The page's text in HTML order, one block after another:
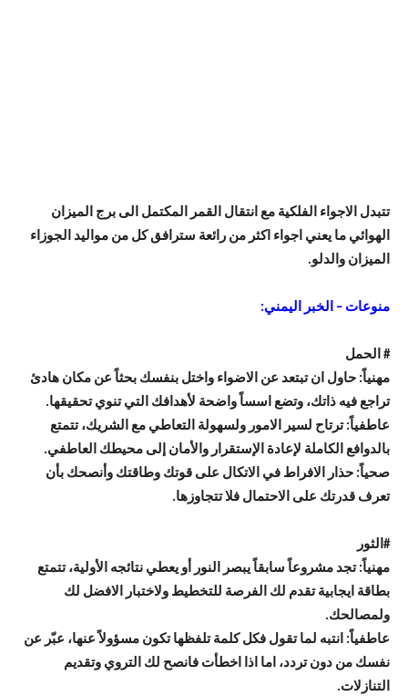
تتبدل الاجواء الفلكية مع انتقال القمر المكتمل الى برج الميزان
الهوائي ما يعني اجواء اكثر من رائعة سترافق كل من مواليد الجوزاء
الميزان والدلو.
منوعات – الخبر اليمني:
# الحمل
مهنياً: حاول ان تبتعد عن الاضواء واختل بنفسك بحثاً عن مكان هادئ
تراجع فيه ذاتك، وتضع اسساً واضحة لأهدافك التي تنوي تحقيقها.
عاطفياً: ترتاح لسير الامور ولسهولة التعاطي مع الشريك، تتمتع
بالدوافع الكاملة لإعادة الإستقرار والأمان إلى محيطك العاطفي.
صحياً: حذار الافراط في الاتكال على قوتك وطاقتك وأنصحك بأن
تعرف قدرتك على الاحتمال فلا تتجاوزها.
#الثور
مهنياً: تجد مشروعاً سابقاً يبصر النور أو يعطي نتائجه الأولية، تتمتع
بطاقة ايجابية تقدم لك الفرصة للتخطيط ولاختبار الافضل لك
ولمصالحك.
عاطفياً: انتبه لما تقول فكل كلمة تلفظها تكون مسؤولاً عنها، عبّر عن
نفسك من دون تردد، اما اذا اخطأت فانصح لك التروي وتقديم
التنازلات.